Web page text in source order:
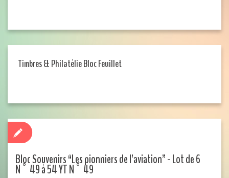
Timbres & Philatélie Bloc Feuillet
Bloc Souvenirs “Les pionniers de l’aviation” - Lot de 6
N° 49 à 54 YT N° 49